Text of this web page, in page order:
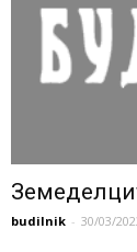
budilnik - 30/03/